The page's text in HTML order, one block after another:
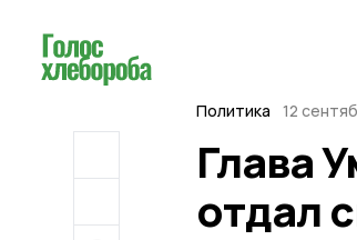
Политика 12
Глава
отдал